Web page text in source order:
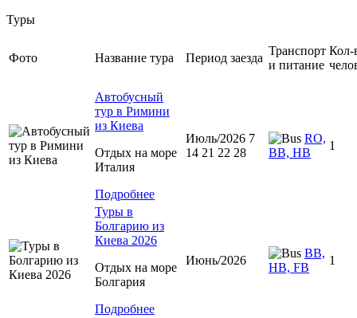
Туры
Фото Название тура Период заезда
Транспорт
и питание
Кол-
Автобусный
тур в Римини
из Киева
Отдых на море
Италия
Подробнее
Июль/2026 7
14 21 22 28
RO,
BB, HB
1
Туры в
Болгарию из
Киева 2026
Отдых на море
Болгария
Подробнее
Июнь/2026
BB,
HB, FB
1